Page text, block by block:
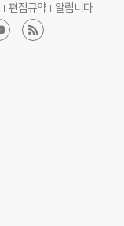
편집규약 알립니다